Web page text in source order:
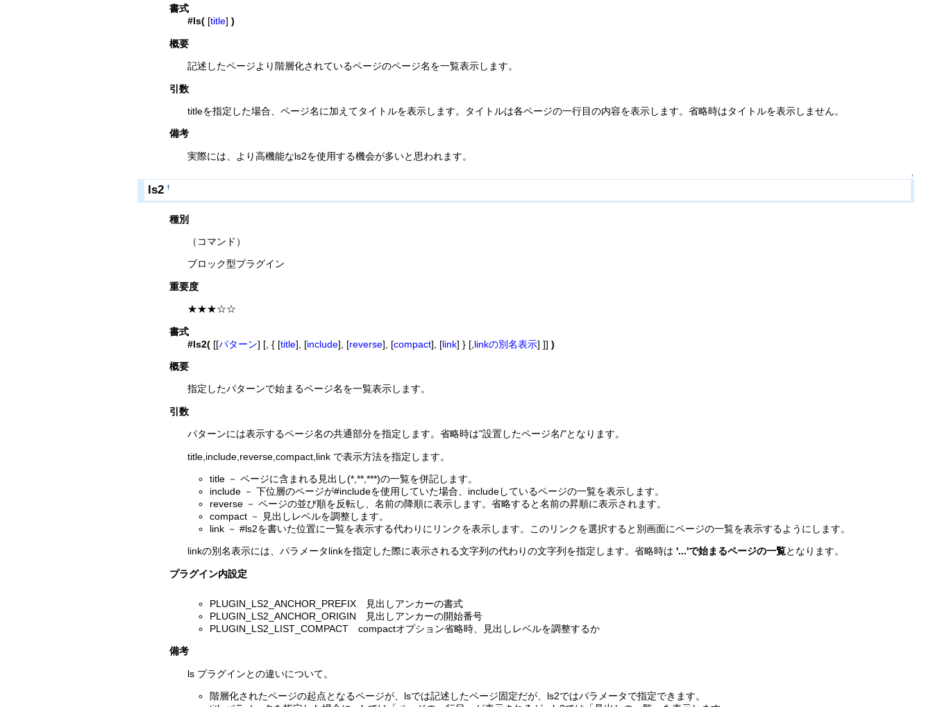
書式
#ls([title] )
概要
記述したページより階層化されているページのページ名を一覧表示します。
引数
titleを指定した場合、ページ名に加えてタイトルを表示します。タイトルは各ページの一行目の内容を表示します。省略時はタイトルを表示しません。
備考
実際には、より高機能なls2を使用する機会が多いと思われます。
↑
ls2 †
種別
（コマンド）
ブロック型プラグイン
重要度
★★★☆☆
書式
#ls2([[パターン] [, { [title], [include], [reverse], [compact], [link] } [, linkの別名表示] ]] )
概要
指定したパターンで始まるページ名を一覧表示します。
引数
パターンには表示するページ名の共通部分を指定します。省略時は"設置したページ名/"となります。
title,include,reverse,compact,link で表示方法を指定します。
title － ページに含まれる見出し(*,**,***)の一覧を併記します。
include － 下位層のページが#includeを使用していた場合、includeしているページの一覧を表示します。
reverse － ページの並び順を反転し、名前の降順に表示します。省略すると名前の昇順に表示されます。
compact － 見出しレベルを調整します。
link － #ls2を書いた位置に一覧を表示する代わりにリンクを表示します。このリンクを選択すると別画面にページの一覧を表示するようにします。
linkの別名表示には、パラメータlinkを指定した際に表示される文字列の代わりの文字列を指定します。省略時は '...'で始まるページの一覧となります。
プラグイン内設定
PLUGIN_LS2_ANCHOR_PREFIX 見出しアンカーの書式
PLUGIN_LS2_ANCHOR_ORIGIN 見出しアンカーの開始番号
PLUGIN_LS2_LIST_COMPACT compactオプション省略時、見出しレベルを調整するか
備考
ls プラグインとの違いについて。
階層化されたページの起点となるページが、lsでは記述したページ固定だが、ls2ではパラメータで指定できます。